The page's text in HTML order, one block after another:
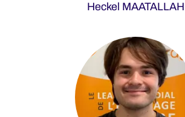
Heckel MAATALLAH